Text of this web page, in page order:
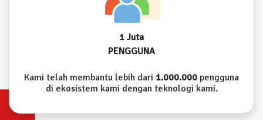
1 Juta
PENGGUNA
Kami telah membantu lebih dari 1.000.000 pengguna
di ekosistem kami dengan teknologi kami.